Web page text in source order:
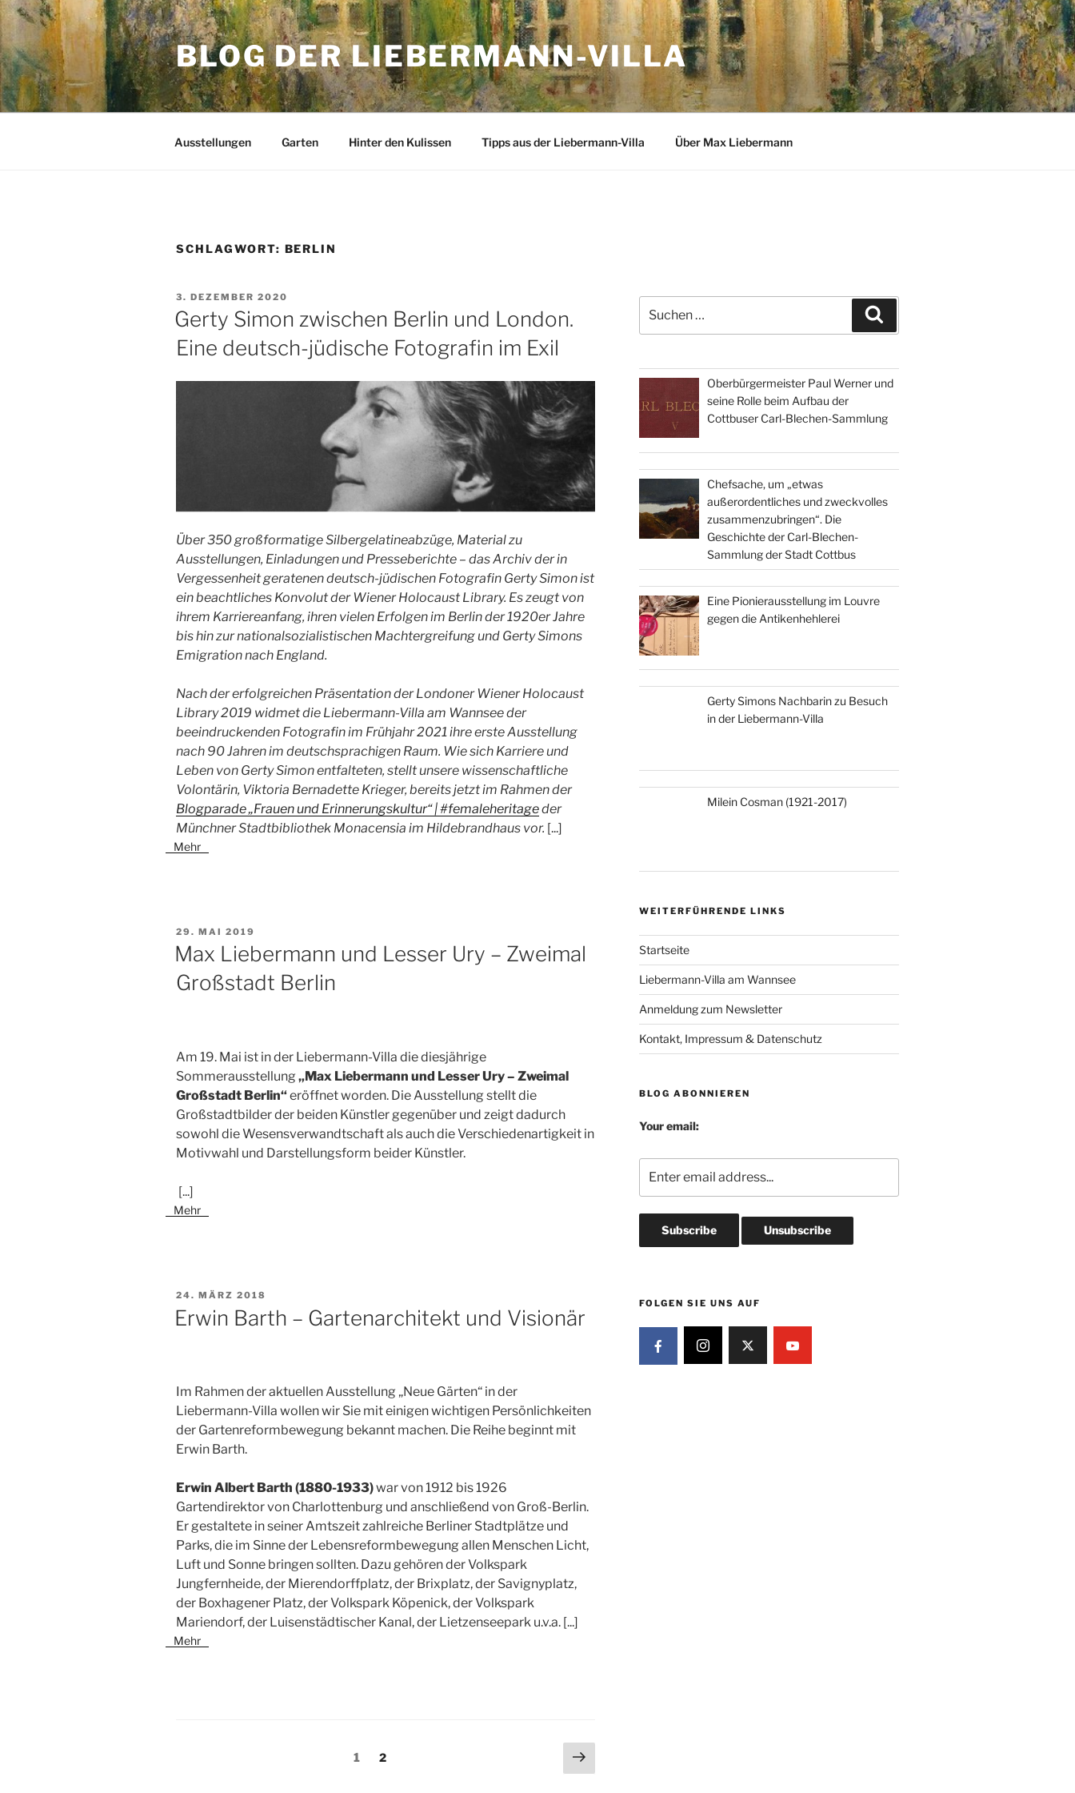
Zum
Inhalt
springen
BLOG DER LIEBERMANN-VILLA
Ausstellungen Garten Hinter den Kulissen Tipps aus der Liebermann-Villa Über Max Liebermann
SCHLAGWORT: BERLIN
VERÖFFENTLICHT
AM
3. DEZEMBER 2020
Gerty Simon zwischen Berlin und London.
Eine deutsch-jüdische Fotografin im Exil
Über 350 großformatige Silbergelatineabzüge, Material zu
Ausstellungen, Einladungen und Presseberichte – das Archiv der in
Vergessenheit geratenen deutsch-jüdischen Fotografin Gerty Simon ist
ein beachtliches Konvolut der Wiener Holocaust Library. Es zeugt von
ihrem Karriereanfang, ihren vielen Erfolgen im Berlin der 1920er Jahre
bis hin zur nationalsozialistischen Machtergreifung und Gerty Simons
Emigration nach England.
Nach der erfolgreichen Präsentation der Londoner Wiener Holocaust
Library 2019 widmet die Liebermann-Villa am Wannsee der
beeindruckenden Fotografin im Frühjahr 2021 ihre erste Ausstellung
nach 90 Jahren im deutschsprachigen Raum. Wie sich Karriere und
Leben von Gerty Simon entfalteten, stellt unsere wissenschaftliche
Volontärin, Viktoria Bernadette Krieger, bereits jetzt im Rahmen der
Blogparade „Frauen und Erinnerungskultur“ | #femaleheritageder
Münchner Stadtbibliothek Monacensia im Hildebrandhaus vor. [...]
Mehr
VERÖFFENTLICHT
AM
29. MAI 2019
Max Liebermann und Lesser Ury – Zweimal
Großstadt Berlin
Am 19. Mai ist in der Liebermann-Villa die diesjährige
Sommerausstellung „Max Liebermann und Lesser Ury – Zweimal
Großstadt Berlin“eröffnet worden. Die Ausstellung stellt die
Großstadtbilder der beiden Künstler gegenüber und zeigt dadurch
sowohl die Wesensverwandtschaft als auch die Verschiedenartigkeit in
Motivwahl und Darstellungsform beider Künstler.
[...]
Mehr
VERÖFFENTLICHT
AM
24. MÄRZ 2018
Erwin Barth – Gartenarchitekt und Visionär
Im Rahmen der aktuellen Ausstellung „Neue Gärten“ in der
Liebermann-Villa wollen wir Sie mit einigen wichtigen Persönlichkeiten
der Gartenreformbewegung bekannt machen. Die Reihe beginnt mit
Erwin Barth.
Erwin Albert Barth (1880-1933)war von 1912 bis 1926
Gartendirektor von Charlottenburg und anschließend von Groß-Berlin.
Er gestaltete in seiner Amtszeit zahlreiche Berliner Stadtplätze und
Parks, die im Sinne der Lebensreformbewegung allen Menschen Licht,
Luft und Sonne bringen sollten. Dazu gehören der Volkspark
Jungfernheide, der Mierendorffplatz, der Brixplatz, der Savignyplatz,
der Boxhagener Platz, der Volkspark Köpenick, der Volkspark
Mariendorf, der Luisenstädtischer Kanal, der Lietzenseepark u.v.a. [...]
Mehr
SeitennummerierungSeite
1 Seite
2
Nächste
Seite
nach:
Oberbürgermeister Paul Werner und
seine Rolle beim Aufbau der
Cottbuser Carl-Blechen-Sammlung
Chefsache, um „etwas
außerordentliches und zweckvolles
zusammenzubringen“. Die
Geschichte der Carl-Blechen-
Sammlung der Stadt Cottbus
Eine Pionierausstellung im Louvre
gegen die Antikenhehlerei
Gerty Simons Nachbarin zu Besuch
in der Liebermann-Villa
Milein Cosman (1921-2017)
WEITERFÜHRENDE LINKS
Startseite
Liebermann-Villa am Wannsee
Anmeldung zum Newsletter
Kontakt, Impressum & Datenschutz
BLOG ABONNIEREN
Your email:
FOLGEN SIE UNS AUF